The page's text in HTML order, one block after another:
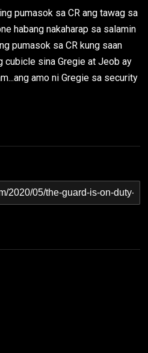
pumasok sa CR ang tawag sa
habang nakaharap sa salamin
pumasok sa CR kung saan
cubicle sina Gregie at Jeob ay
amo ni Gregie sa security